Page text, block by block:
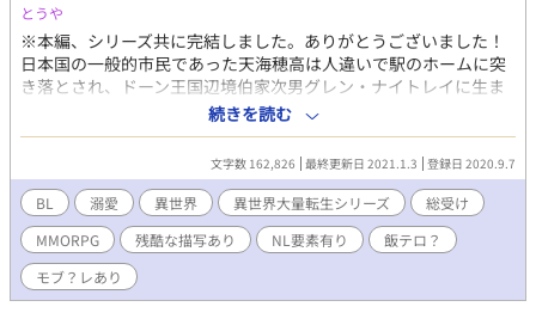
とうや
※本編、シリーズ共に完結しました。ありがとうございました！
日本国の一般的市民であった天海穂高は人違いで駅のホームに突
き落とされ、ドーン王国辺境伯家次男グレン・ナイトレイに生ま
れ変わっていた。 あれ…？これって前世でやってた
VRMMORPG『ブレイブリー・ドーン』の世界じゃね？待って！俺
が浮気された挙句に殺されて闇堕ちする『闇の聖者グレン』な
の！？ 魔王討伐の旅から帰ってきた俺の前には、浮気相手の腹の
上でアンアン言ってる嫁。 うん、離婚して王都屋敷を更地にしよ
う！ は？自重？恋愛フラグ？原作強制力？知るかそんなの後にし
ろ。俺は忙しい。 無事に離婚できた俺を待っていたのは、嬉しい
楽しい開発三昧の生活……の筈だった。 異世界大量転生シリーズ
『ナイトレイ編』開幕です！ 残念なほど中身がぶっ飛んだ儚げ美
続きを読む
文字数 162,826 最終更新日 2021.1.3 登録日 2020.9.7
BL 溺愛 異世界 異世界大量転生シリーズ
総受け
MMORPG
残酷な描写あり NL要素有り
飯テロ？
モブ？レあり